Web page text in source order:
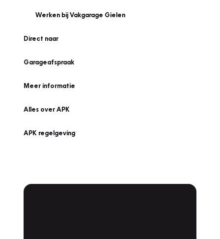
Werken bij Vakgarage Gielen
Direct naar
Garageafspraak
Meer informatie
Alles over APK
APK regelgeving